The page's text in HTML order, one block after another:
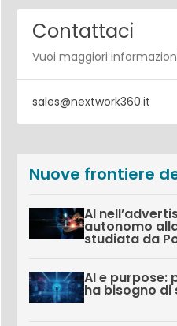
Contattaci
Vuoi maggiori
sales@nextwork360.it
Nuove frontiere
AI
autonomo
studiata da
AI e purpose:
ha bisogno di